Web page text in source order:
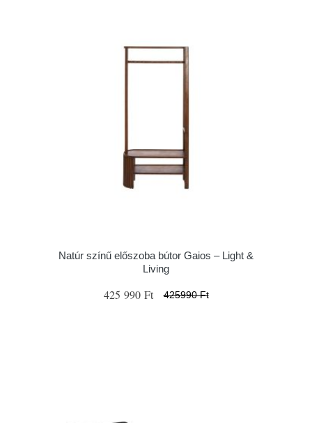
Natúr színű előszoba bútor Gaios – Light &
Living
425 990 Ft 425990 Ft